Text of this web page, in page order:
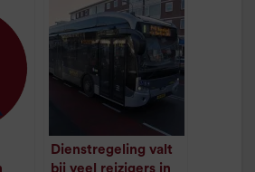
Hoofdstation
/1minuut leestijd
Dienstregeling valt
bij veel reizigers in